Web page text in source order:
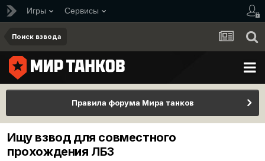
Игры Сервисы
Поиск взвода
Правила форума Мира танков
Ищу взвод для совместного
прохождения ЛБЗ